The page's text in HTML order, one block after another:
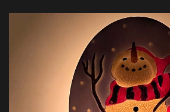
зимний вид на снег с запатентованной
360°, которая легко адаптируется к
подходит для праздничного оформления
очарования, идеально подходит для
декора, стремящихся к качеству и